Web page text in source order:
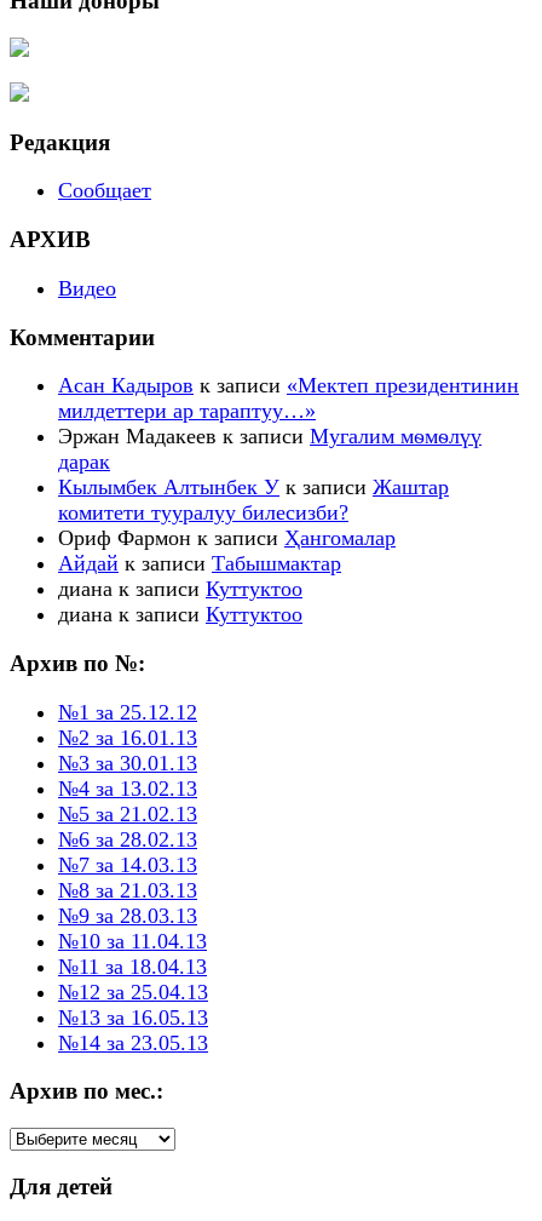
Редакция
Сообщает
АРХИВ
Видео
Комментарии
Асан Кадыров к записи «Мектеп президентинин
милдеттери ар тараптуу…»
Эржан Мадакеев к записи Мугалим мѳмѳлүү
дарак
Кылымбек Алтынбек У к записи Жаштар
комитети тууралуу билесизби?
Ориф Фармон к записи Ҳангомалар
Айдай к записи Табышмактар
диана к записи Куттуктоо
диана к записи Куттуктоо
Архив по №:
№1 за 25.12.12
№2 за 16.01.13
№3 за 30.01.13
№4 за 13.02.13
№5 за 21.02.13
№6 за 28.02.13
№7 за 14.03.13
№8 за 21.03.13
№9 за 28.03.13
№10 за 11.04.13
№11 за 18.04.13
№12 за 25.04.13
№13 за 16.05.13
№14 за 23.05.13
Архив по мес.:
Архив
мес.:
Для детей